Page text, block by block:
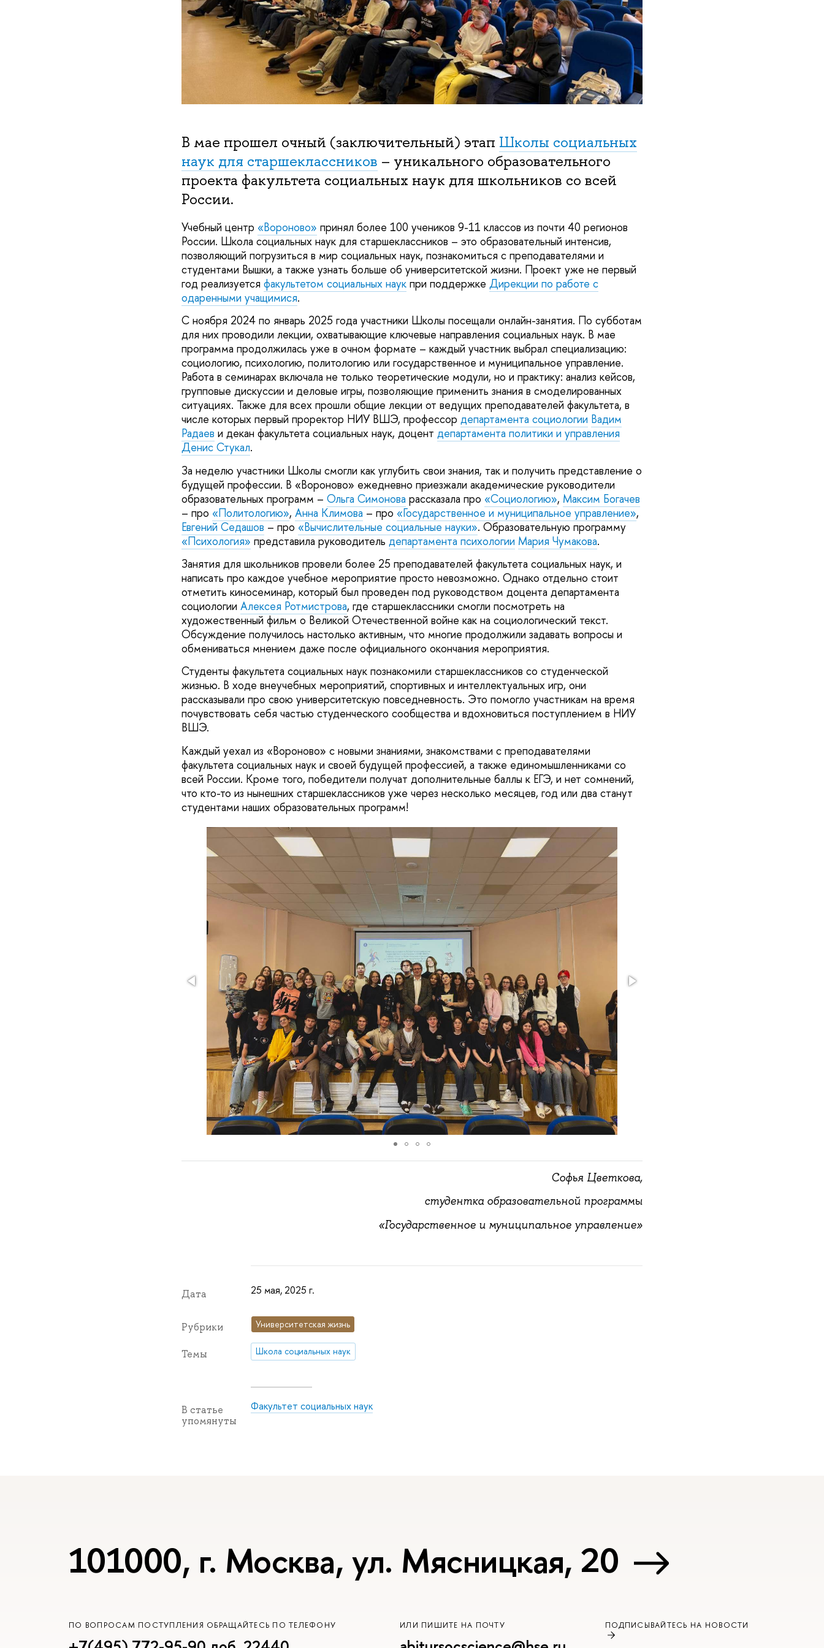
В мае прошел очный (заключительный) этап Школы социальных
наук для старшеклассников – уникального образовательного
проекта факультета социальных наук для школьников со всей
России.
Учебный центр «Вороново» принял более 100 учеников 9-11 классов из почти 40 регионов
России. Школа социальных наук для старшеклассников – это образовательный интенсив,
позволяющий погрузиться в мир социальных наук, познакомиться с преподавателями и
студентами Вышки, а также узнать больше об университетской жизни. Проект уже не первый
год реализуется факультетом социальных наукпри поддержке Дирекции по работе с
одаренными учащимися.
С ноября 2024 по январь 2025 года участники Школы посещали онлайн-занятия. По субботам
для них проводили лекции, охватывающие ключевые направления социальных наук. В мае
программа продолжилась уже в очном формате – каждый участник выбрал специализацию:
социологию, психологию, политологию или государственное и муниципальное управление.
Работа в семинарах включала не только теоретические модули, но и практику: анализ кейсов,
групповые дискуссии и деловые игры, позволяющие применить знания в смоделированных
ситуациях. Также для всех прошли общие лекции от ведущих преподавателей факультета, в
числе которых первый проректор НИУ ВШЭ, профессор департамента социологии Вадим
Радаев и декан факультета социальных наук, доцент департамента политики и управления
Денис Стукал.
За неделю участники Школы смогли как углубить свои знания, так и получить представление о
будущей профессии. В «Вороново» ежедневно приезжали академические руководители
образовательных программ – Ольга Симонова рассказала про «Социологию», Максим Богачев
– про «Политологию», Анна Климова – про «Государственное и муниципальное управление»,
Евгений Седашов – про «Вычислительные социальные науки». Образовательную программу
«Психология» представила руководитель департамента психологии Мария Чумакова.
Занятия для школьников провели более 25 преподавателей факультета социальных наук, и
написать про каждое учебное мероприятие просто невозможно. Однако отдельно стоит
отметить киносеминар, который был проведен под руководством доцента департамента
социологии Алексея Ротмистрова, где старшеклассники смогли посмотреть на
художественный фильм о Великой Отечественной войне как на социологический текст.
Обсуждение получилось настолько активным, что многие продолжили задавать вопросы и
обмениваться мнением даже после официального окончания мероприятия.
Студенты факультета социальных наук познакомили старшеклассников со студенческой
жизнью. В ходе внеучебных мероприятий, спортивных и интеллектуальных игр, они
рассказывали про свою университетскую повседневность. Это помогло участникам на время
почувствовать себя частью студенческого сообщества и вдохновиться поступлением в НИУ
ВШЭ.
Каждый уехал из «Вороново» с новыми знаниями, знакомствами с преподавателями
факультета социальных наук и своей будущей профессией, а также единомышленниками со
всей России. Кроме того, победители получат дополнительные баллы к ЕГЭ, и нет сомнений,
что кто-то из нынешних старшеклассников уже через несколько месяцев, год или два станут
студентами наших образовательных программ!
Софья Цветкова,
студентка образовательной программы
«Государственное и муниципальное управление»
Дата 25 мая, 2025 г.
Рубрики Университетская жизнь
Темы Школа социальных наук
В статье
упомянуты
Факультет социальных наук
101000, г. Москва, ул. Мясницкая, 20
ПО ВОПРОСАМ ПОСТУПЛЕНИЯ ОБРАЩАЙТЕСЬ ПО ТЕЛЕФОНУ ИЛИ ПИШИТЕ НА ПОЧТУ ПОДПИСЫВАЙТЕСЬ НА НОВОСТИ